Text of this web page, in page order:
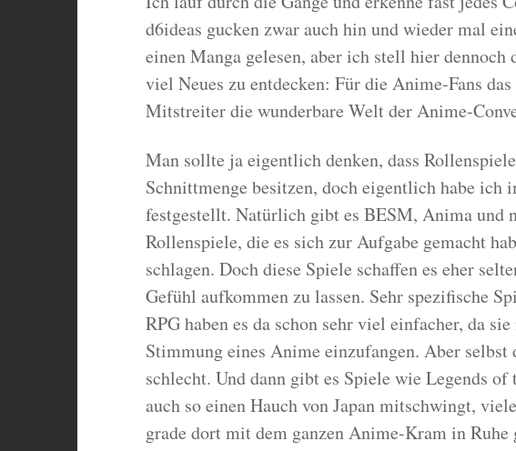
d6ideas gucken zwar auch hin und wieder mal
einen Manga gelesen, aber ich stell hier dennoch
viel Neues zu entdecken: Für die Anime-Fans
Mitstreiter die wunderbare Welt der Anime-
Man sollte ja eigentlich denken, dass
Schnittmenge besitzen, doch eigentlich habe ich
festgestellt. Natürlich gibt es BESM, Anima und
Rollenspiele, die es sich zur Aufgabe gemacht
schlagen. Doch diese Spiele schaffen es eher
Gefühl aufkommen zu lassen. Sehr spezifische
RPG haben es da schon sehr viel einfacher, da
Stimmung eines Anime einzufangen. Aber
schlecht. Und dann gibt es Spiele wie Legends of
auch so einen Hauch von Japan mitschwingt,
grade dort mit dem ganzen Anime-Kram in Ruhe